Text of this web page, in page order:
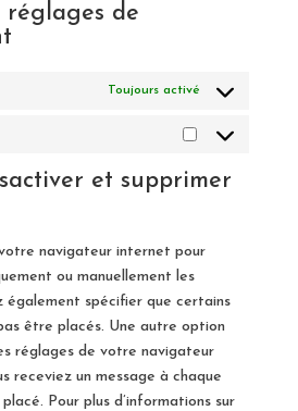
réglages de
Toujours activé
Marketing
et supprimer
navigateur internet pour
ou manuellement les
également spécifier que certains
être placés. Une autre option
réglages de votre navigateur
receviez un message à chaque
Pour plus d’informations sur